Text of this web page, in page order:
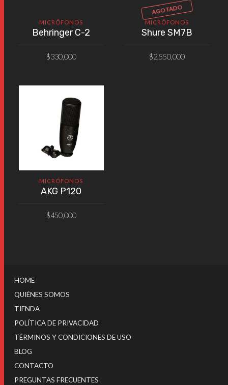
MICRÓFONOS
Behringer C-2
$330,000
AGOTADO
MICRÓFONOS
Shure SM7B
$2,550,000
MICRÓFONOS
AKG P120
$450,000
HOME
QUIÉNES SOMOS
TIENDA
POLÍTICA DE PRIVACIDAD
TÉRMINOS Y CONDICIONES DE USO
BLOG
CONTACTO
PREGUNTAS FRECUENTES